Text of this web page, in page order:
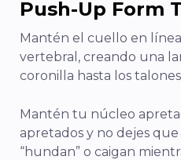
Push-Up Form
Mantén el cuello en
vertebral, creando una
coronilla hasta los
Mantén tu núcleo
apretados y no dejes que
“hundan” o caigan